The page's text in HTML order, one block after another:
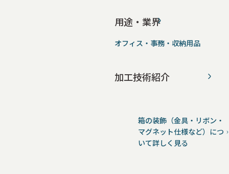
用途・業界
オフィス・事務・収納用品
加工技術紹介
箱の装飾（金具・リボン・
マグネット仕様など）につ
いて詳しく見る